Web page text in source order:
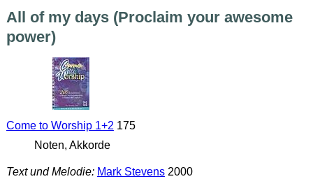
All of my days (Proclaim your awesome
power)
Come to Worship 1+2 175
Noten, Akkorde
Text und Melodie: Mark Stevens2000